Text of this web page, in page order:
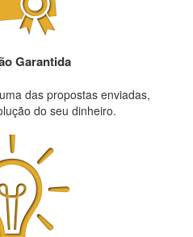
Garantida
das propostas enviadas,
do seu dinheiro.